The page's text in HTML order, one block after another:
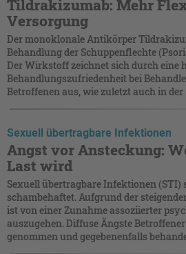
Tildrakizumab: Mehr
Versorgung
Der monoklonale Antikörper
Behandlung der Schuppenflechte
Der Wirkstoff zeichnet sich durch eine
Behandlungszufriedenheit bei
Betroffenen aus, wie zuletzt auch in der
Sexuell übertragbare Infektionen
Angst vor Ansteckung:
Last wird
Sexuell übertragbare Infektionen (STI)
schambehaftet. Aufgrund der
ist von einer Zunahme assoziierter
auszugehen. Diffuse Ängste
genommen und gegebenenfalls